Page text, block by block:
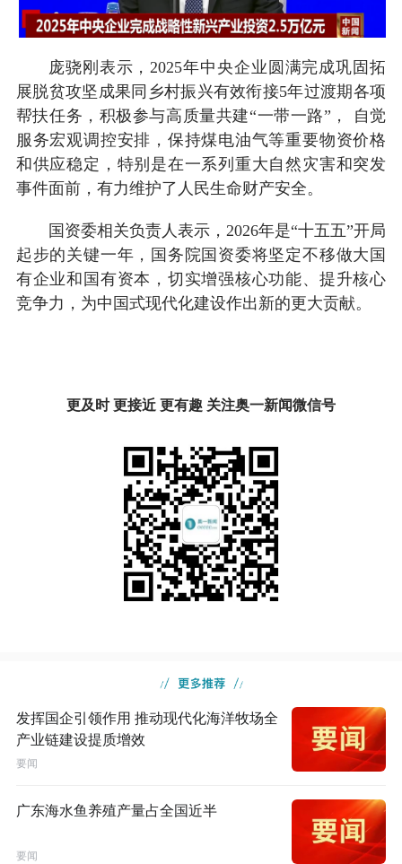
庞骁刚表示，2025年中央企业圆满完成巩固拓
展脱贫攻坚成果同乡村振兴有效衔接5年过渡期各项
帮扶任务，积极参与高质量共建“一带一路”， 自觉
服务宏观调控安排，保持煤电油气等重要物资价格
和供应稳定，特别是在一系列重大自然灾害和突发
事件面前，有力维护了人民生命财产安全。
国资委相关负责人表示，2026年是“十五五”开局
起步的关键一年，国务院国资委将坚定不移做大国
有企业和国有资本，切实增强核心功能、提升核心
竞争力，为中国式现代化建设作出新的更大贡献。
更及时 更接近 更有趣 关注奥一新闻微信号
发挥国企引领作用 推动现代化海洋牧场全
产业链建设提质增效
要闻
广东海水鱼养殖产量占全国近半
要闻